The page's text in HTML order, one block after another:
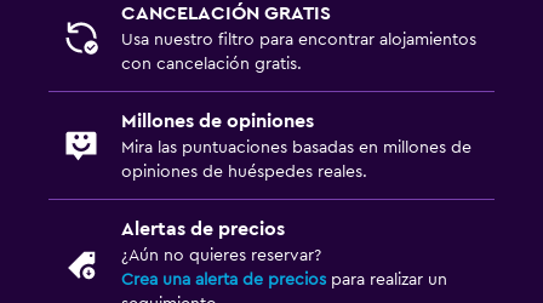
CANCELACIÓN GRATIS
Usa nuestro filtro para encontrar alojamientos
con cancelación gratis.
Millones de opiniones
Mira las puntuaciones basadas en millones de
opiniones de huéspedes reales.
Alertas de precios
¿Aún no quieres reservar?
Crea una alerta de precios para realizar un